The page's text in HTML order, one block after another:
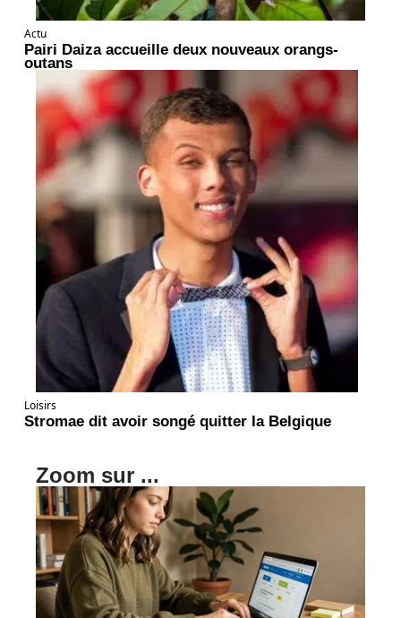
Actu
Pairi Daiza accueille deux nouveaux orangs-
outans
Loisirs
Stromae dit avoir songé quitter la Belgique
Zoom sur ...